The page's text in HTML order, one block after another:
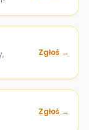
Zgłoś →
Zgłoś →